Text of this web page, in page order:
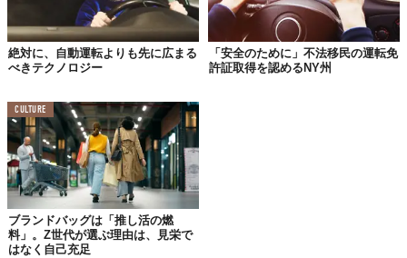
いるが……「メルセデス・ベンツ」が先を走っているといえるか
もしれない——。
Reference:Mercedes-Benz Reveals New Charging Network and Tech Updates at CES 2023,
Conditionally automated driving: Mercedes-Benz announces sales launch of DRIVE PILOT
2023 Mercedes-Benz Group AG. All rights reserved.
TABI LABO
この世界は、もっと広いはずだ。
絶対に、自動運転よりも先に広まる
べきテクノロジー
「安全のために」不法移民の運転免
許証取得を認めるNY州
CULTURE
ブランドバッグは「推し活の燃
料」。Z世代が選ぶ理由は、見栄で
はなく自己充足